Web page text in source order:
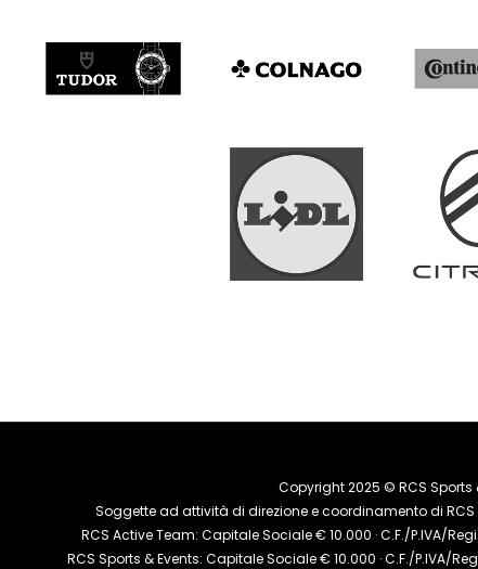
Copyright 2025 © RCS Sports
Soggette ad attività di direzione e coordinamento di RCS
RCS Active Team: Capitale Sociale € 10.000 · C.F./P.IVA/
RCS Sports & Events: Capitale Sociale € 10.000 · C.F./P.IVA/